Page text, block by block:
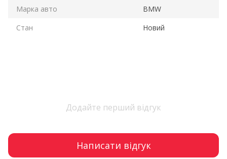
Марка авто
BMW
Стан
Новий
Додайте перший відгук
Написати відгук